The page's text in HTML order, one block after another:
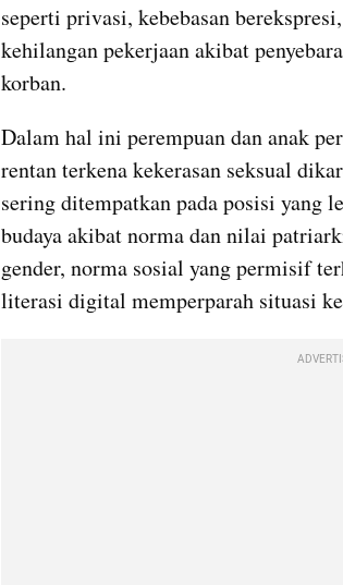
seperti privasi, kebebasan
kehilangan pekerjaan akibat
korban.
Dalam hal ini perempuan dan anak
rentan terkena kekerasan seksual
sering ditempatkan pada posisi yang
budaya akibat norma dan nilai
gender, norma sosial yang permisif
literasi digital memperparah situasi